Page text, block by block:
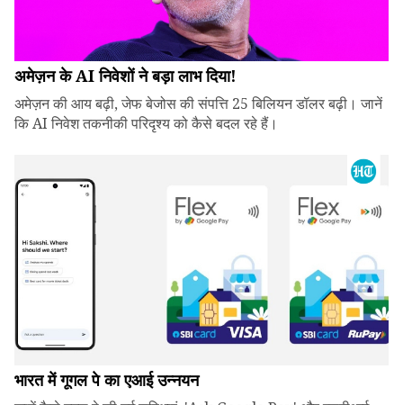
अमेज़न के AI निवेशों ने बड़ा लाभ दिया!
अमेज़न की आय बढ़ी, जेफ बेजोस की संपत्ति 25 बिलियन डॉलर बढ़ी। जानें
कि AI निवेश तकनीकी परिदृश्य को कैसे बदल रहे हैं।
भारत में गूगल पे का एआई उन्नयन